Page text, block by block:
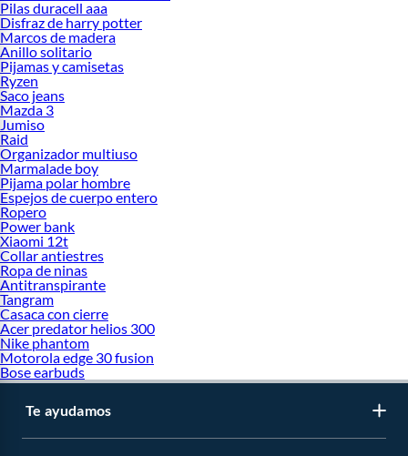
TV Samsung 43 pulgadas
TV Samsung 65 pulgadas
TV Samsung 50 pulgadas
TV Samsung 55 pulgadas
Sony Bravia
Samsung The Frame
Marcas
Televisores Samsung
Televisor LG
Televisores Philips
Televisores Sony
Televisores JVC
Televisores Hyundai
Televisores Xiaomi
Televisores Hisense
Eventos Falabella:
Cyber WOW
Pilas duracell aaa
Disfraz de harry potter
Marcos de madera
Anillo solitario
Pijamas y camisetas
Ryzen
Saco jeans
Mazda 3
Jumiso
Raid
Organizador multiuso
Marmalade boy
Pijama polar hombre
Espejos de cuerpo entero
Ropero
Power bank
Xiaomi 12t
Collar antiestres
Ropa de ninas
Antitranspirante
Tangram
Casaca con cierre
Acer predator helios 300
Nike phantom
Motorola edge 30 fusion
Bose earbuds
Te ayudamos